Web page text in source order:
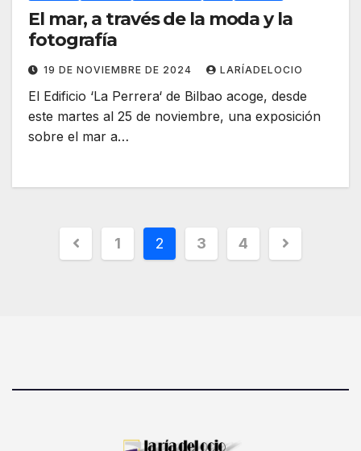
El mar, a través de la moda y la
fotografía
19 DE NOVIEMBRE DE 2024 LARÍADELOCIO
El Edificio ‘La Perrera‘ de Bilbao acoge, desde
este martes al 25 de noviembre, una exposición
sobre el mar a…
1 2 3 4